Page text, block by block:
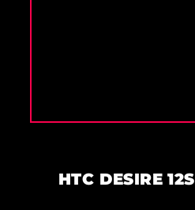
HTC DESIRE 12S